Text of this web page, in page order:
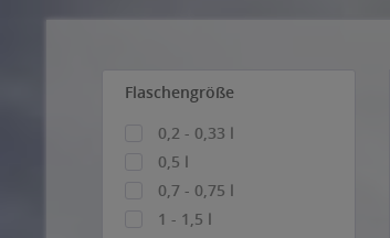
Flaschengröße
0,2 - 0,33 l
0,5 l
0,7 - 0,75 l
1 - 1,5 l